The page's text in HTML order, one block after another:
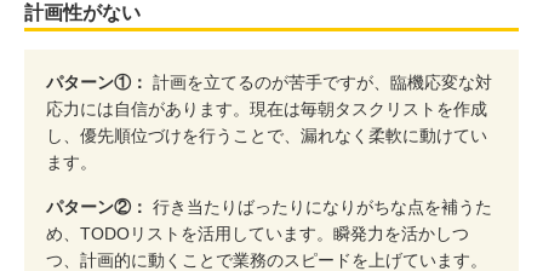
計画性がない
パターン①： 計画を立てるのが苦手ですが、臨機応変な対
応力には自信があります。現在は毎朝タスクリストを作成
し、優先順位づけを行うことで、漏れなく柔軟に動けてい
ます。
パターン②： 行き当たりばったりになりがちな点を補うた
め、TODOリストを活用しています。瞬発力を活かしつ
つ、計画的に動くことで業務のスピードを上げています。